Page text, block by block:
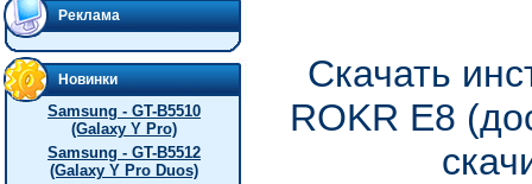
Реклама
Новинки
Samsung - GT-B5510
(Galaxy Y Pro)
Samsung - GT-B5512
(Galaxy Y Pro Duos)
Скачать
ROKR E8